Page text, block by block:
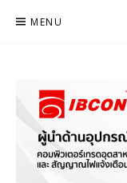
MENU